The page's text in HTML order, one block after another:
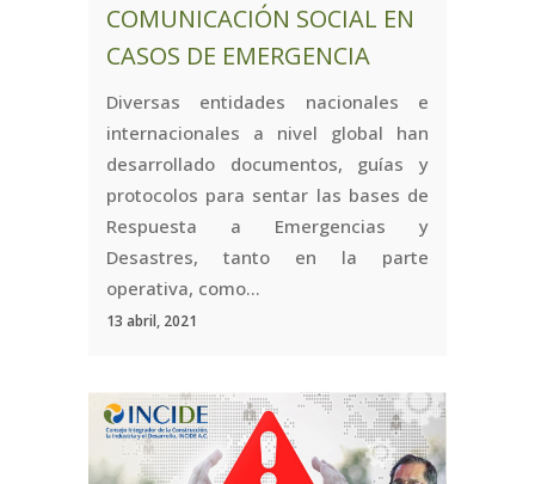
COMUNICACIÓN SOCIAL EN
CASOS DE EMERGENCIA
Diversas entidades nacionales e
internacionales a nivel global han
desarrollado documentos, guías y
protocolos para sentar las bases de
Respuesta a Emergencias y
Desastres, tanto en la parte
operativa, como...
13 abril, 2021